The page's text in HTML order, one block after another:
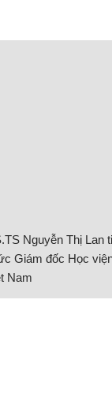
Nguyễn Thị Lan
Giám đốc Học
Nam